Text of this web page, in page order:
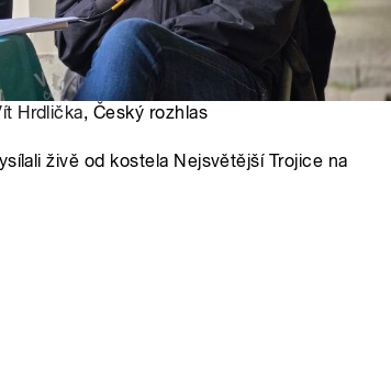
Hrdlička, Český rozhlas
živě od kostela Nejsvětější Trojice na